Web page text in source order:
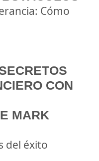
Cómo
CON
MARK
del éxito